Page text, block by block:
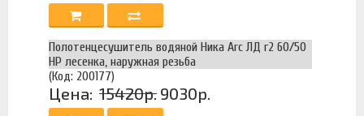
Полотенцесушитель водяной Ника Arc ЛД г2 60/50
НР лесенка, наружная резьба
(Код: 200177)
Цена: 15420р. 9030р.